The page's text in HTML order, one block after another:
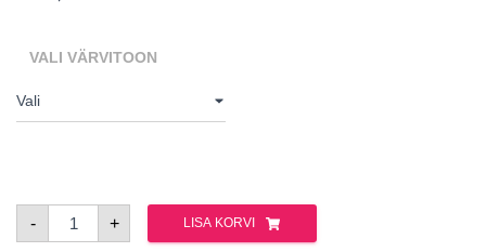
VALI VÄRVITOON
-
Euro
Pro
Wood
+ LISA KORVI